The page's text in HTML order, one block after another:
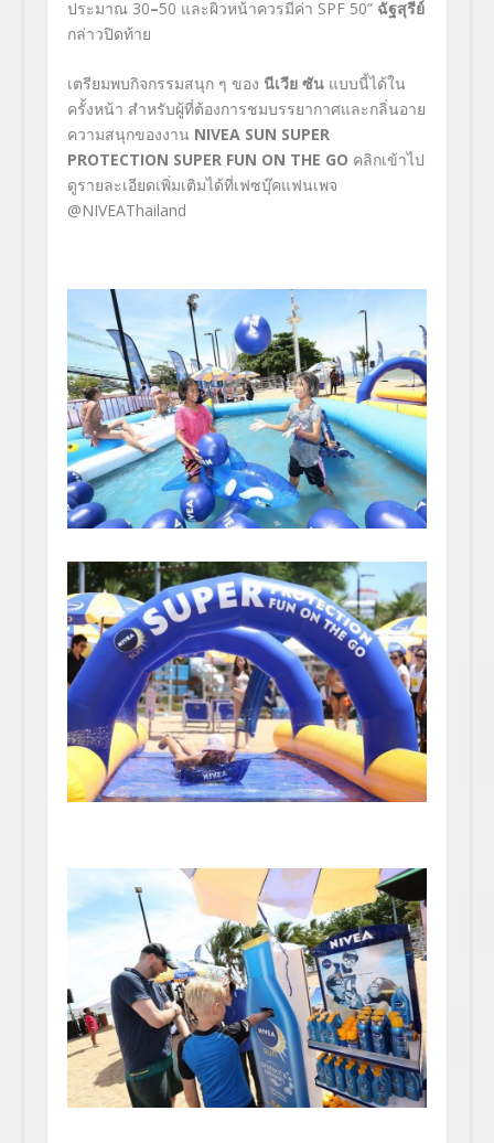
ประมาณ 30–50 และผิวหน้าควรมีค่า SPF 50” ฉัฐสุรีย์
กล่าวปิดท้าย
เตรียมพบกิจกรรมสนุก ๆ ของ นีเวีย ซันแบบนี้ได้ใน
ครั้งหน้า สำหรับผู้ที่ต้องการชมบรรยากาศและกลิ่นอาย
ความสนุกของงาน NIVEA SUN SUPER
PROTECTION SUPER FUN ON THE GO คลิกเข้าไป
ดูรายละเอียดเพิ่มเติมได้ที่เฟซบุ๊คแฟนเพจ
@NIVEAThailand